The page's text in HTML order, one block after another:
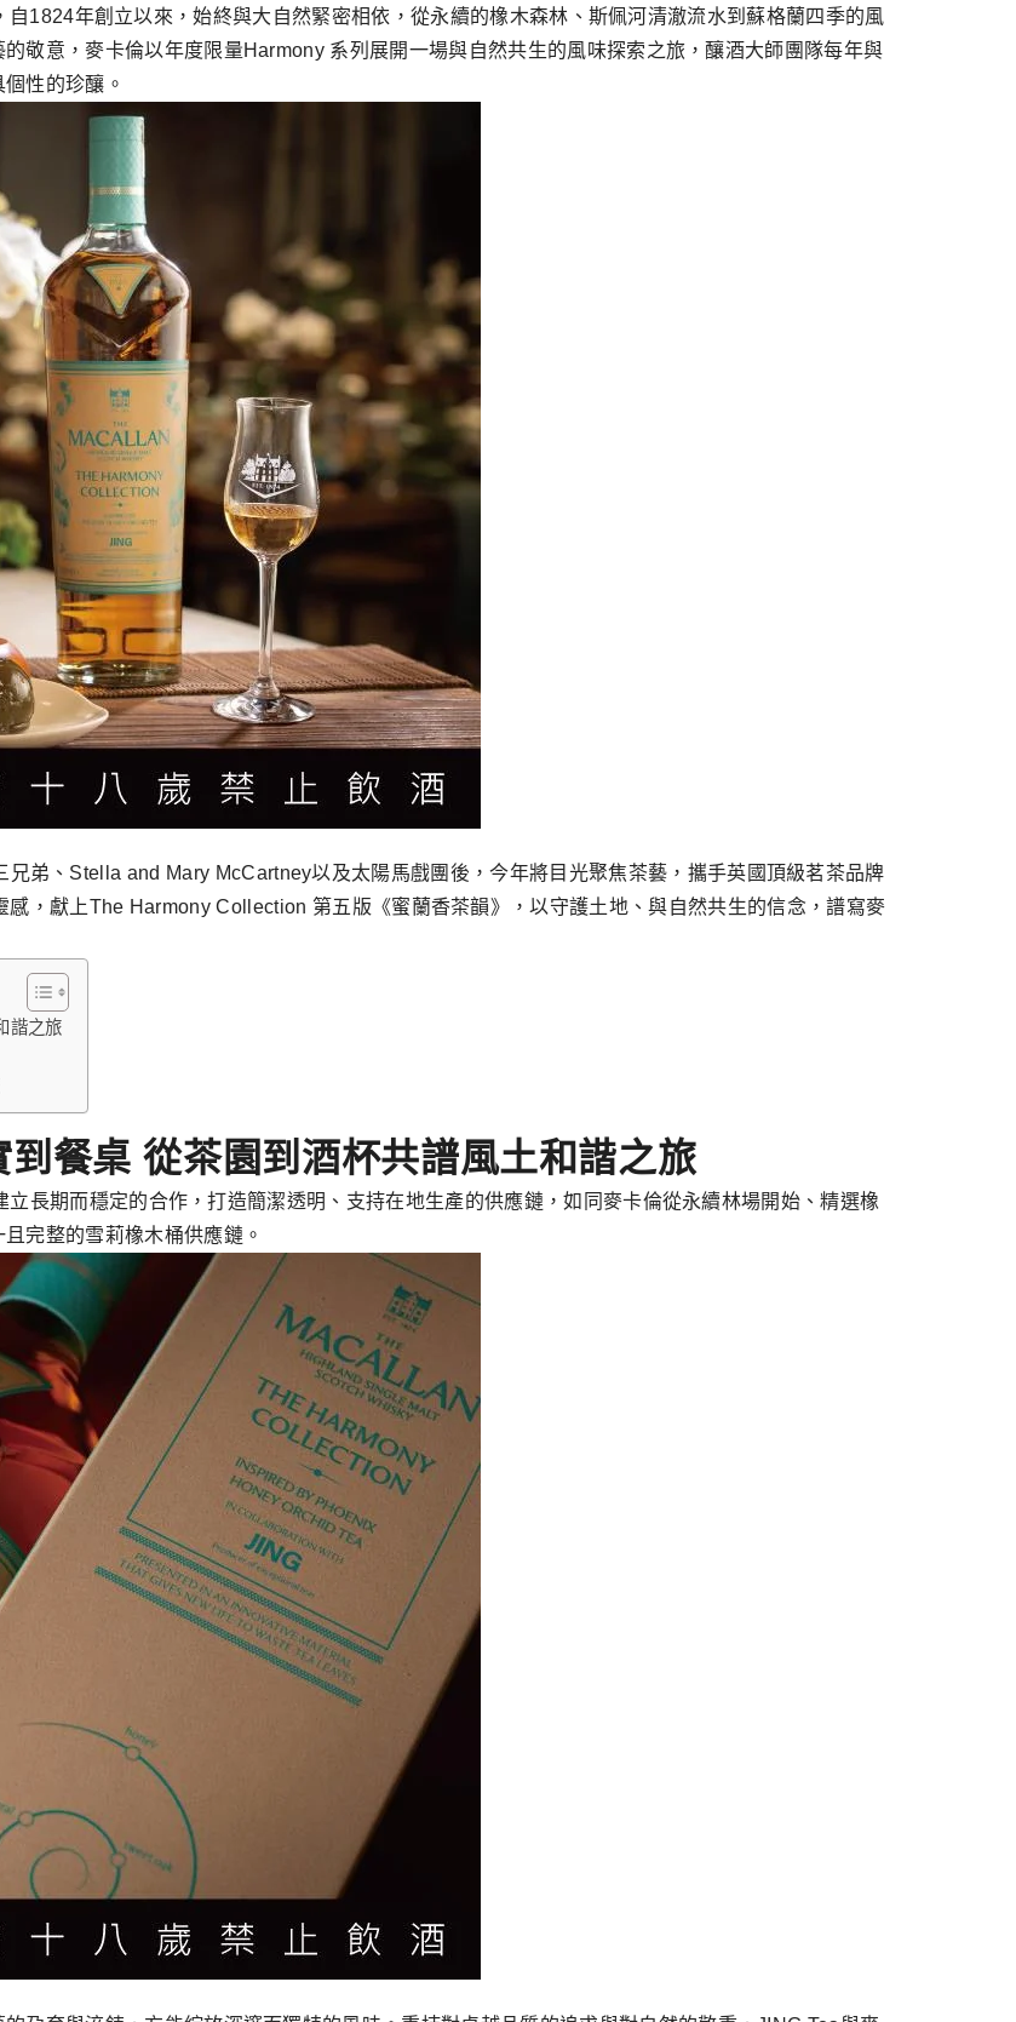
1824年創立以來，始終與大自然緊密相依，從永續的橡木森林、斯佩河清澈流水到蘇格蘭四季的風
敬意，麥卡倫以年度限量Harmony 系列展開一場與自然共生的風味探索之旅，釀酒大師團隊每年與
性的珍釀。
弟、Stella and Mary McCartney以及太陽馬戲團後，今年將目光聚焦茶藝，攜手英國頂級茗茶品牌
，獻上The Harmony Collection 第五版《蜜蘭香茶韻》，以守護土地、與自然共生的信念，譜寫麥
諧之旅
餐桌 從茶園到酒杯共譜風土和諧之旅
長期而穩定的合作，打造簡潔透明、支持在地生產的供應鏈，如同麥卡倫從永續林場開始、精選橡
完整的雪莉橡木桶供應鏈。